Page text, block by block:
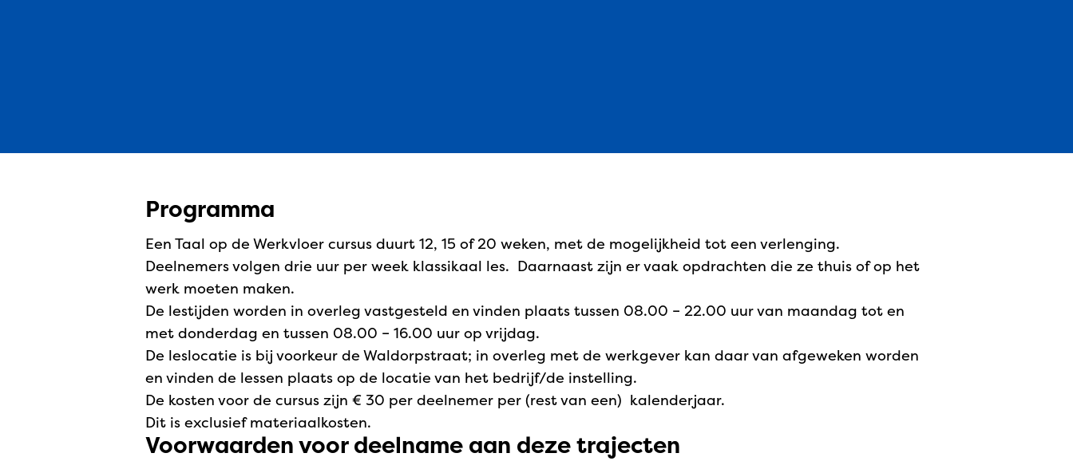
Programma
Een Taal op de Werkvloer cursus duurt 12, 15 of 20 weken, met de mogelijkheid tot een verlenging.
Deelnemers volgen drie uur per week klassikaal les. Daarnaast zijn er vaak opdrachten die ze thuis of op het
werk moeten maken.
De lestijden worden in overleg vastgesteld en vinden plaats tussen 08.00 – 22.00 uur van maandag tot en
met donderdag en tussen 08.00 – 16.00 uur op vrijdag.
De leslocatie is bij voorkeur de Waldorpstraat; in overleg met de werkgever kan daar van afgeweken worden
en vinden de lessen plaats op de locatie van het bedrijf/de instelling.
De kosten voor de cursus zijn € 30 per deelnemer per (rest van een) kalenderjaar.
Dit is exclusief materiaalkosten.
Voorwaarden voor deelname aan deze trajecten